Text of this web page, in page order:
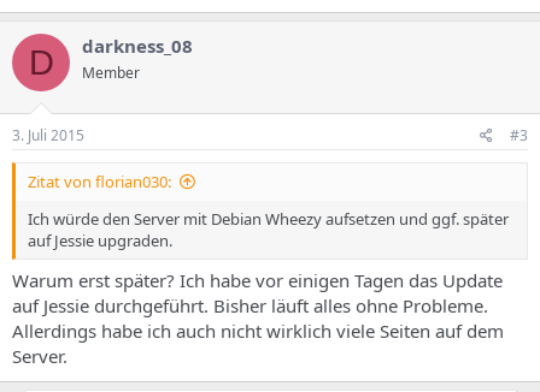
D darkness_08
Member
3. Juli 2015 #3
Zitat von florian030:
Ich würde den Server mit Debian Wheezy aufsetzen und ggf. später
auf Jessie upgraden.
Warum erst später? Ich habe vor einigen Tagen das Update
auf Jessie durchgeführt. Bisher läuft alles ohne Probleme.
Allerdings habe ich auch nicht wirklich viele Seiten auf dem
Server.